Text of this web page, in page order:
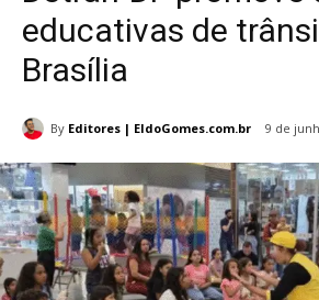
educativas de
Brasília
By Editores | EldoGomes.com.br 9 de